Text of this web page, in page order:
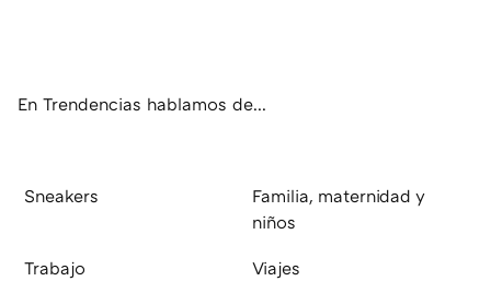
En Trendencias hablamos de...
Sneakers
Familia, maternidad y
niños
Trabajo Viajes